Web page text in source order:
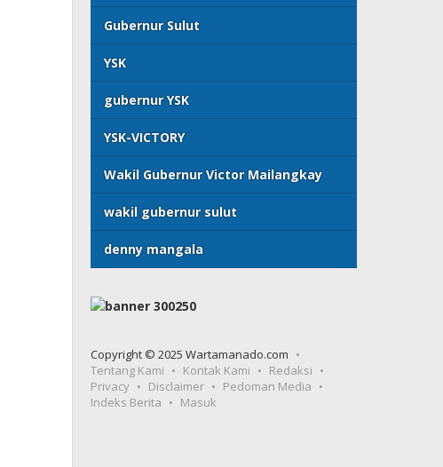
Gubernur Sulut
YSK
gubernur YSK
YSK-VICTORY
Wakil Gubernur Victor Mailangkay
wakil gubernur sulut
denny mangala
Copyright © 2025 Wartamanado.com
Tentang Kami
Kontak Kami
Redaksi
Privacy
Disclaimer
Pedoman Media
Indeks Berita
Masuk